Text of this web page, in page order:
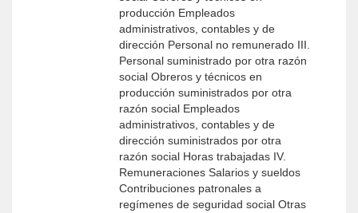
producción Empleados
administrativos, contables y de
dirección Personal no remunerado III.
Personal suministrado por otra razón
social Obreros y técnicos en
producción suministrados por otra
razón social Empleados
administrativos, contables y de
dirección suministrados por otra
razón social Horas trabajadas IV.
Remuneraciones Salarios y sueldos
Contribuciones patronales a
regímenes de seguridad social Otras